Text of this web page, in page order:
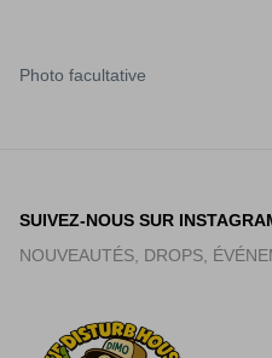
Photo facultative
SUIVEZ-NOUS SUR
NOUVEAUTÉS, DROPS,